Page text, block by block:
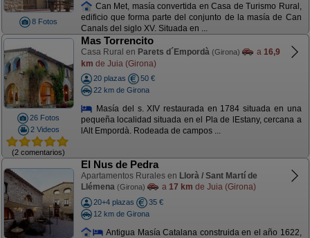
8 Fotos
Can Met, masía convertida en Casa de Turismo Rural,
edificio que forma parte del conjunto de la masía de Can
Canals del siglo XV. Situada en ...
26 Fotos
2 Videos
(2 comentarios)
Mas Torrencito
Casa Rural en Parets d´Empordà (Girona) a 16,9
km de Juia (Girona)
20 plazas
50 €
22 km de Girona
Masía del s. XIV restaurada en 1784 situada en una
pequeña localidad situada en el Pla de lEstany, cercana a
lAlt Empordà. Rodeada de campos ...
El Nus de Pedra
Apartamentos Rurales en Llorà / Sant Martí de
Llémena (Girona) a 17 km de Juia (Girona)
20+4 plazas
35 €
12 km de Girona
Antigua Masía Catalana construida en el año 1622,